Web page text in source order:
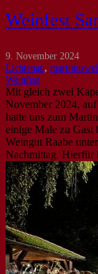
Weinfest
9. November 2024
Lichtenau,
Weinfest
Mit gleich zwei
November 2024,
hatte uns zum
einige Male zu Gast
Weingut Raabe
Nachmittag. Hierfür